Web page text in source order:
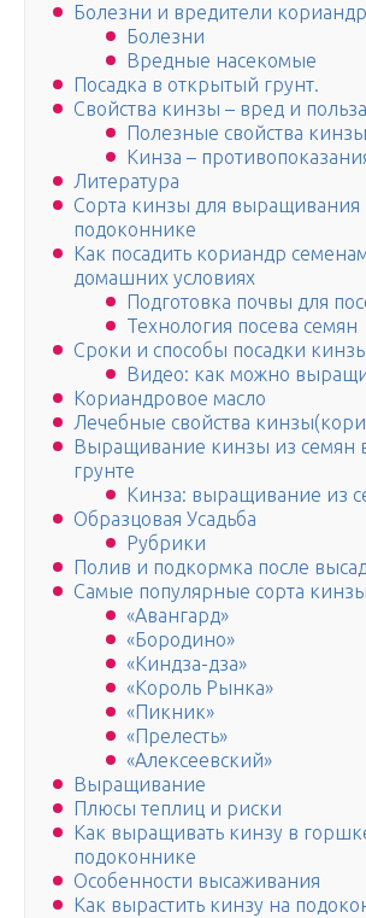
Болезни и вредители
Болезни
Вредные насекомые
Посадка в открытый грунт.
Свойства кинзы – вред и польза
Полезные свойства кинзы
Кинза –
Литература
Сорта кинзы для выращивания
подоконнике
Как посадить кориандр
домашних условиях
Подготовка почвы для
Технология посева семян
Сроки и способы посадки
Видео: как можно
Кориандровое масло
Лечебные свойства
Выращивание кинзы из семян
грунте
Кинза: выращивание из
Образцовая Усадьба
Рубрики
Полив и подкормка после
Самые популярные сорта кинзы
«Авангард»
«Бородино»
«Киндза-дза»
«Король Рынка»
«Пикник»
«Прелесть»
«Алексеевский»
Выращивание
Плюсы теплиц и риски
Как выращивать кинзу в
подоконнике
Особенности высаживания
Как вырастить кинзу на